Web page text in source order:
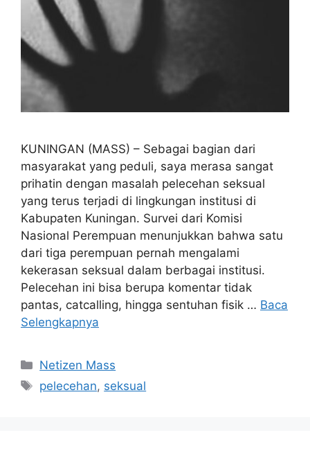
KUNINGAN (MASS) – Sebagai bagian dari
masyarakat yang peduli, saya merasa sangat
prihatin dengan masalah pelecehan seksual
yang terus terjadi di lingkungan institusi di
Kabupaten Kuningan. Survei dari Komisi
Nasional Perempuan menunjukkan bahwa satu
dari tiga perempuan pernah mengalami
kekerasan seksual dalam berbagai institusi.
Pelecehan ini bisa berupa komentar tidak
pantas, catcalling, hingga sentuhan fisik … Baca
Selengkapnya
Kategori
Netizen Mass
Tag
pelecehan, seksual